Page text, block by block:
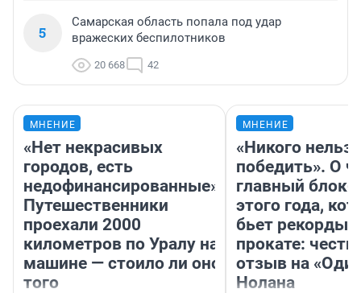
5
Самарская область попала под удар
вражеских беспилотников
20 668 42
МНЕНИЕ
«Нет некрасивых
городов, есть
недофинансированные».
Путешественники
проехали 2000
километров по Уралу на
машине — стоило ли оно
того
МНЕНИЕ
«Никого нельзя
победить». О
главный
этого года,
бьет рекорды в
прокате:
отзыв на
Нолана